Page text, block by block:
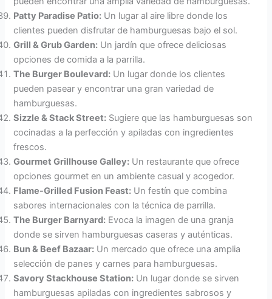
Patty Paradise Patio: Un lugar al aire libre donde los
clientes pueden disfrutar de hamburguesas bajo el sol.
Grill & Grub Garden: Un jardín que ofrece deliciosas
opciones de comida a la parrilla.
The Burger Boulevard: Un lugar donde los clientes
pueden pasear y encontrar una gran variedad de
hamburguesas.
Sizzle & Stack Street: Sugiere que las hamburguesas son
cocinadas a la perfección y apiladas con ingredientes
frescos.
Gourmet Grillhouse Galley: Un restaurante que ofrece
opciones gourmet en un ambiente casual y acogedor.
Flame-Grilled Fusion Feast: Un festín que combina
sabores internacionales con la técnica de parrilla.
The Burger Barnyard: Evoca la imagen de una granja
donde se sirven hamburguesas caseras y auténticas.
Bun & Beef Bazaar: Un mercado que ofrece una amplia
selección de panes y carnes para hamburguesas.
Savory Stackhouse Station: Un lugar donde se sirven
hamburguesas apiladas con ingredientes sabrosos y